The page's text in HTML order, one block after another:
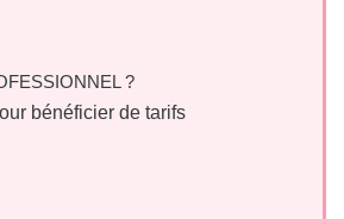
?
bénéficier de tarifs